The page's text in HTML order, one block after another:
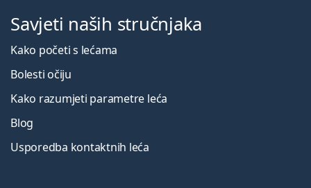
Savjeti naših stručnjaka
Kako početi s lećama
Bolesti očiju
Kako razumjeti parametre leća
Blog
Usporedba kontaktnih leća